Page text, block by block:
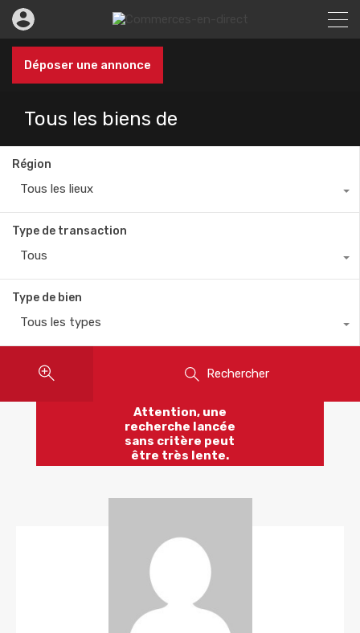
Déposer une annonce
Tous les biens de
Région
Tous les lieux
Type de transaction
Tous
Type de bien
Tous les types
Rechercher
Attention, une
recherche lancée
sans critère peut
être très lente.